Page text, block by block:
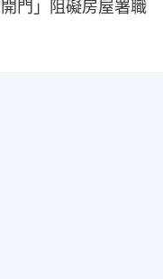
門」阻礙房屋署職